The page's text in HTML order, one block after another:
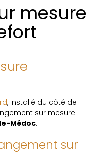
mesure
, installé du côté de
sur mesure
Médoc.
sur